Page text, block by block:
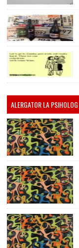
ALERGATOR LA PSIHOLOG